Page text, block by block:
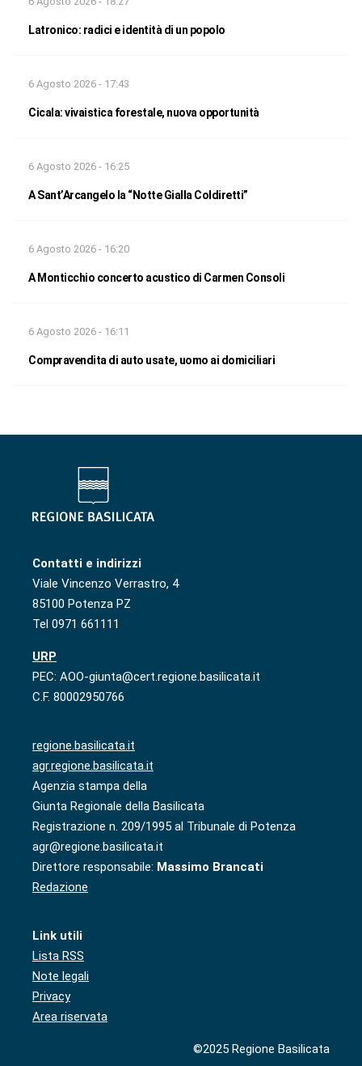
Latronico: radici e identità di un popolo
6 Agosto 2026 - 17:43
Cicala: vivaistica forestale, nuova opportunità
6 Agosto 2026 - 16:25
A Sant’Arcangelo la “Notte Gialla Coldiretti”
6 Agosto 2026 - 16:20
A Monticchio concerto acustico di Carmen Consoli
6 Agosto 2026 - 16:11
Compravendita di auto usate, uomo ai domiciliari
Contatti e indirizzi
Viale Vincenzo Verrastro, 4
85100 Potenza PZ
Tel 0971 661111
URP
PEC: AOO-giunta@cert.regione.basilicata.it
C.F. 80002950766
regione.basilicata.it
agr.regione.basilicata.it
Agenzia stampa della
Giunta Regionale della Basilicata
Registrazione n. 209/1995 al Tribunale di Potenza
agr@regione.basilicata.it
Direttore responsabile: Massimo Brancati
Redazione
Link utili
Lista RSS
Note legali
Privacy
Area riservata
©2025 Regione Basilicata